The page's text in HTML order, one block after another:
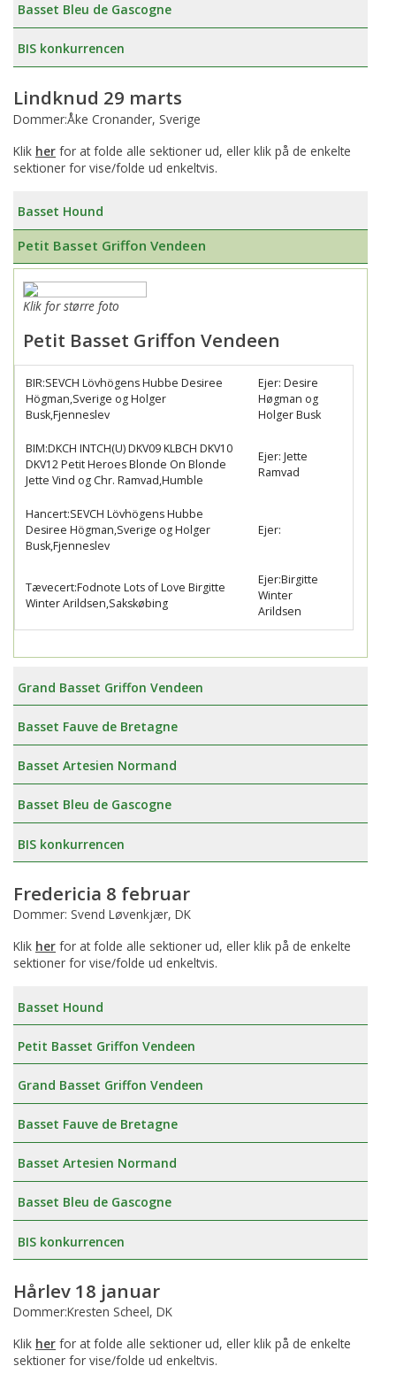
Basset Bleu de Gascogne
BIS konkurrencen
Lindknud 29 marts
Dommer:Åke Cronander, Sverige
Klik her for at folde alle sektioner ud, eller klik på de enkelte
sektioner for vise/folde ud enkeltvis.
Basset Hound
Petit Basset Griffon Vendeen
Klik for større foto
Petit Basset Griffon Vendeen
BIR:SEVCH Lövhögens Hubbe Desiree
Högman,Sverige og Holger
Busk,Fjenneslev
Ejer: Desire
Høgman og
Holger Busk
BIM:DKCH INTCH(U) DKV09 KLBCH DKV10
DKV12 Petit Heroes Blonde On Blonde
Jette Vind og Chr. Ramvad,Humble
Ejer: Jette
Ramvad
Hancert:SEVCH Lövhögens Hubbe
Desiree Högman,Sverige og Holger
Busk,Fjenneslev
Ejer:
Tævecert:Fodnote Lots of Love Birgitte
Winter Arildsen,Sakskøbing
Ejer:Birgitte
Winter
Arildsen
Grand Basset Griffon Vendeen
Basset Fauve de Bretagne
Basset Artesien Normand
Basset Bleu de Gascogne
BIS konkurrencen
Fredericia 8 februar
Dommer: Svend Løvenkjær, DK
Klik her for at folde alle sektioner ud, eller klik på de enkelte
sektioner for vise/folde ud enkeltvis.
Basset Hound
Petit Basset Griffon Vendeen
Grand Basset Griffon Vendeen
Basset Fauve de Bretagne
Basset Artesien Normand
Basset Bleu de Gascogne
BIS konkurrencen
Hårlev 18 januar
Dommer:Kresten Scheel, DK
Klik her for at folde alle sektioner ud, eller klik på de enkelte
sektioner for vise/folde ud enkeltvis.